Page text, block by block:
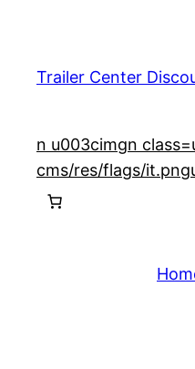
contenuto
Trailer Center
n u003cimgn
cms/res/flags/